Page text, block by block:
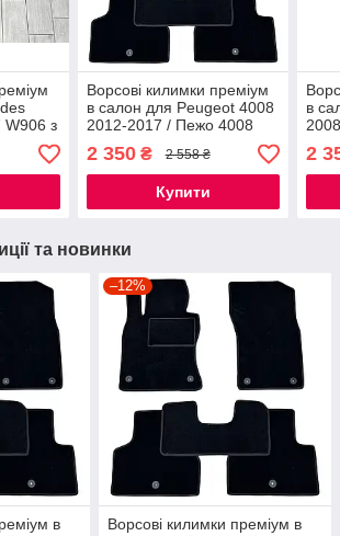
з
Ворсові килимки преміум
в салон для Peugeot 4008
2012-2017 / Пежо 4008
килимки
2 350₴ 2 558 ₴
Купити
в
2
та новинки
в
–12%
Ворсові килимки преміум в